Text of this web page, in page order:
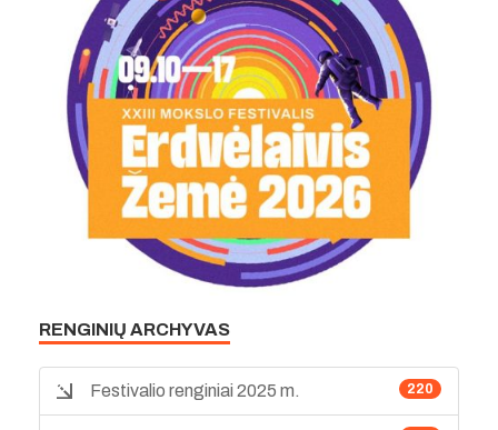
RENGINIŲ ARCHYVAS
220
Festivalio renginiai 2025 m.